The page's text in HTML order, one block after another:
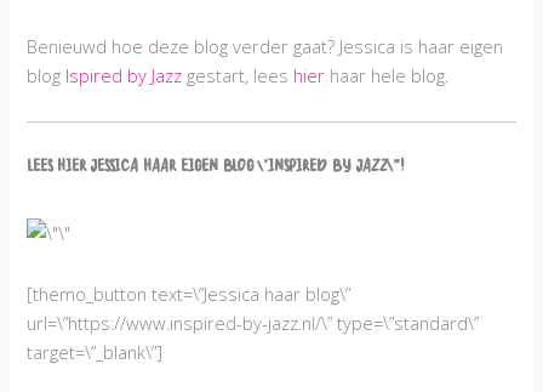
Benieuwd hoe deze blog verder gaat? Jessica is haar eigen
blog Ispired by Jazz gestart, lees hier haar hele blog.
Lees hier Jessica haar eigen blog \’Inspired by Jazz\”!
[themo_button text=\”Jessica haar blog\”
url=\”https://www.inspired-by-jazz.nl/\” type=\”standard\”
target=\”_blank\”]